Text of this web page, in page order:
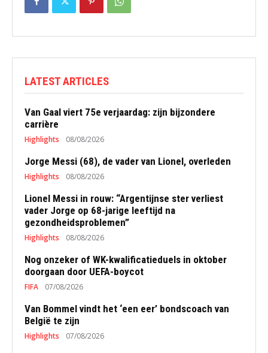
LATEST ARTICLES
Van Gaal viert 75e verjaardag: zijn bijzondere
carrière
Highlights 08/08/2026
Jorge Messi (68), de vader van Lionel, overleden
Highlights 08/08/2026
Lionel Messi in rouw: “Argentijnse ster verliest
vader Jorge op 68-jarige leeftijd na
gezondheidsproblemen”
Highlights 08/08/2026
Nog onzeker of WK-kwalificatieduels in oktober
doorgaan door UEFA-boycot
FIFA 07/08/2026
Van Bommel vindt het ‘een eer’ bondscoach van
België te zijn
Highlights 07/08/2026